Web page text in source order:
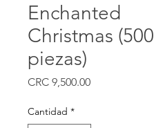
Enchanted
Christmas (500
piezas)
CRC 9,500.00Precio
Cantidad *